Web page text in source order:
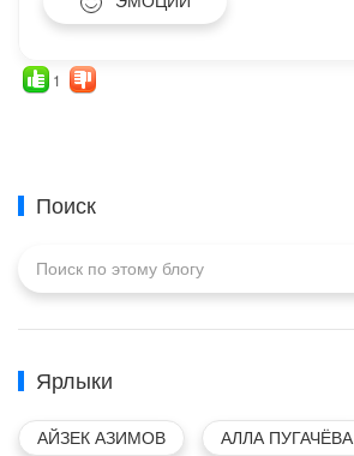
1
Поиск
Ярлыки
АЙЗЕК АЗИМОВ АЛЛА ПУГАЧЁВА